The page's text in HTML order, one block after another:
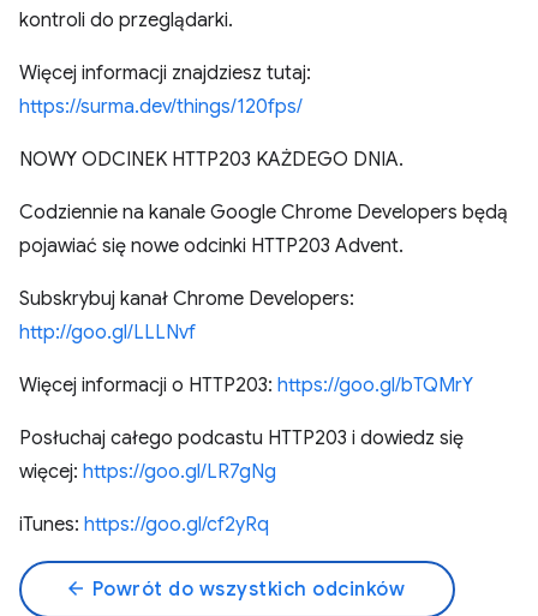
kontroli do przeglądarki.
Więcej informacji znajdziesz tutaj:
https://surma.dev/things/120fps/
NOWY ODCINEK HTTP203 KAŻDEGO DNIA.
Codziennie na kanale Google Chrome Developers będą
pojawiać się nowe odcinki HTTP203 Advent.
Subskrybuj kanał Chrome Developers:
http://goo.gl/LLLNvf
Więcej informacji o HTTP203: https://goo.gl/bTQMrY
Posłuchaj całego podcastu HTTP203 i dowiedz się
więcej: https://goo.gl/LR7gNg
iTunes: https://goo.gl/cf2yRq
arrow_back Powrót do wszystkich odcinków